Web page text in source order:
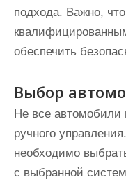
подхода. Важно,
обеспечить
Выбор
Не все автомобили
ручного
необходимо
с выбранной